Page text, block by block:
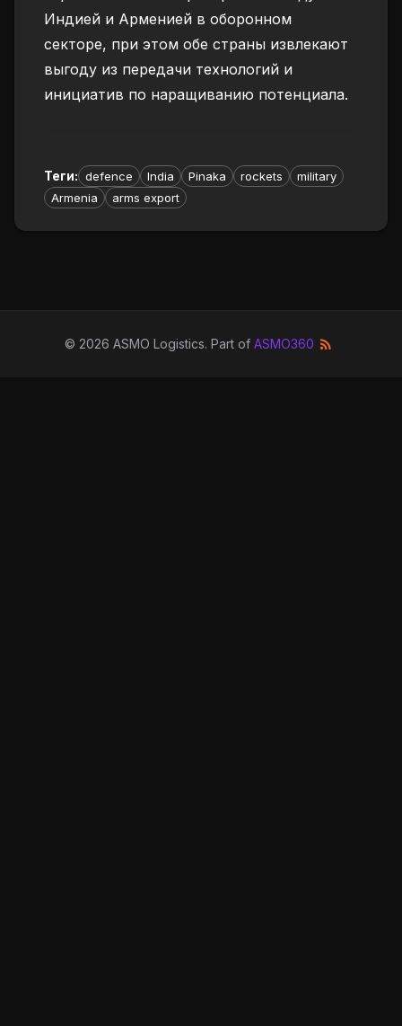
Индией и Арменией в оборонном
секторе, при этом обе страны извлекают
выгоду из передачи технологий и
инициатив по наращиванию потенциала.
Теги: defence India Pinaka rockets
military
Armenia
arms export
© 2026 ASMO Logistics. Part of ASMO360